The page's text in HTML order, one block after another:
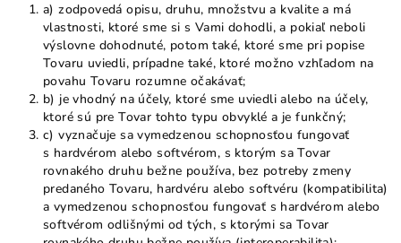
a) zodpovedá opisu, druhu, množstvu a kvalite a má
vlastnosti, ktoré sme si s Vami dohodli, a pokiaľ neboli
výslovne dohodnuté, potom také, ktoré sme pri popise
Tovaru uviedli, prípadne také, ktoré možno vzhľadom na
povahu Tovaru rozumne očakávať;
b) je vhodný na účely, ktoré sme uviedli alebo na účely,
ktoré sú pre Tovar tohto typu obvyklé a je funkčný;
c) vyznačuje sa vymedzenou schopnosťou fungovať
s hardvérom alebo softvérom, s ktorým sa Tovar
rovnakého druhu bežne používa, bez potreby zmeny
predaného Tovaru, hardvéru alebo softvéru (kompatibilita)
a vymedzenou schopnosťou fungovať s hardvérom alebo
softvérom odlišnými od tých, s ktorými sa Tovar